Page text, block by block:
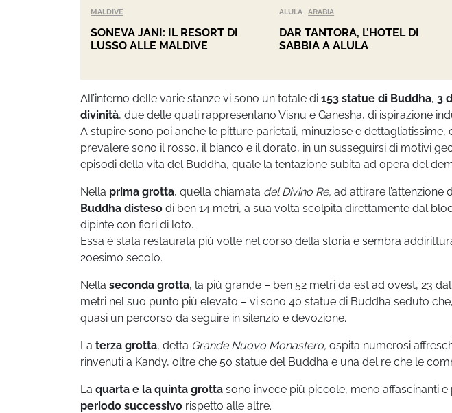
MALDIVE
SONEVA JANI: IL RESORT DI
LUSSO ALLE MALDIVE
ALULA ARABIA
DAR TANTORA, L’HOTEL DI
SABBIA A ALULA
All’interno delle varie stanze vi sono un totale di 153 statue di Buddha, 3
divinità, due delle quali rappresentano Visnu e Ganesha, di ispirazione
A stupire sono poi anche le pitture parietali, minuziose e dettagliatissime,
prevalere sono il rosso, il bianco e il dorato, in un susseguirsi di motivi
episodi della vita del Buddha, quale la tentazione subita ad opera del
Nella prima grotta, quella chiamata del Divino Re, ad attirare l’attenzione
Buddha disteso di ben 14 metri, a sua volta scolpita direttamente dal
dipinte con fiori di loto.
Essa è stata restaurata più volte nel corso della storia e sembra
20esimo secolo.
Nella seconda grotta, la più grande – ben 52 metri da est ad ovest, 23
metri nel suo punto più elevato – vi sono 40 statue di Buddha seduto
quasi un percorso da seguire in silenzio e devozione.
La terza grotta, detta Grande Nuovo Monastero, ospita numerosi
rinvenuti a Kandy, oltre che 50 statue del Buddha e una del re che le
La quarta e la quinta grotta sono invece più piccole, meno affascinanti
periodo successivo rispetto alle altre.